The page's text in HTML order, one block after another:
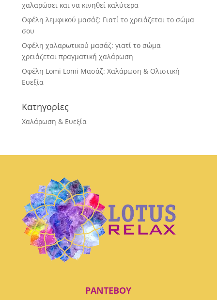
χαλαρώσει και να κινηθεί καλύτερα
Οφέλη λεμφικού μασάζ: Γιατί το χρειάζεται το σώμα
σου
Οφέλη χαλαρωτικού μασάζ: γιατί το σώμα
χρειάζεται πραγματική χαλάρωση
Οφέλη Lomi Lomi Μασάζ: Χαλάρωση & Ολιστική
Ευεξία
Κατηγορίες
Χαλάρωση & Ευεξία
ΡΑΝΤΕΒΟΎ